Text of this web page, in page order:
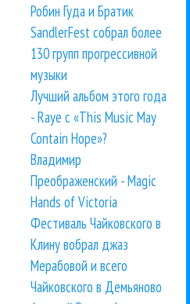
Робин Гуда и Братик
SandlerFest собрал более
130 групп прогрессивной
музыки
Лучший альбом этого года
- Raye с «This Music May
Contain Hope»?
Владимир
Преображенский - Magic
Hands of Victoria
Фестиваль Чайковского в
Клину вобрал джаз
Мерабовой и всего
Чайковского в Демьяново